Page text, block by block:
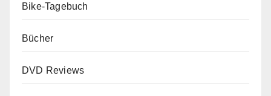
Bike-Tagebuch
Bücher
DVD Reviews